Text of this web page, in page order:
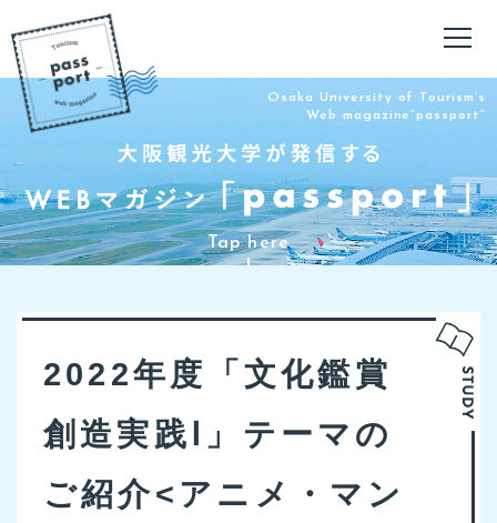
Osaka University of Tourism’s
Web magazine”passport”
2022年度「文化鑑賞
創造実践Ⅰ」テーマの
ご紹介<アニメ・マン